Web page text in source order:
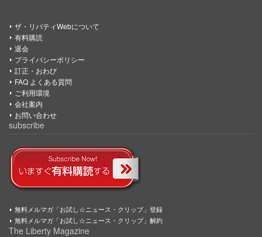
ザ・リバティWebについて
有料購読
退会
プライバシーポリシー
訂正・おわび
FAQ よくある質問
ご利用環境
会社案内
お問い合わせ
subscribe
無料メルマガ「お試し☆ニュース・クリップ」登録
無料メルマガ「お試し☆ニュース・クリップ」解約
The Liberty Magazine